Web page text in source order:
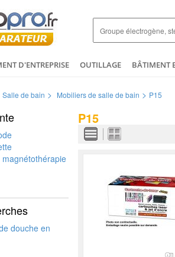
D'ENTREPRISE OUTILLAGE BÂTIMENT
Salle de bain > Mobiliers de salle de bain > P15
douche en
P15